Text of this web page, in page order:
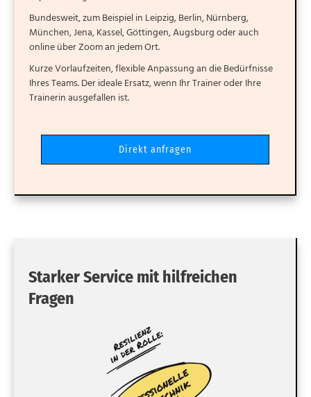
Bundesweit, zum Beispiel in Leipzig, Berlin, Nürnberg,
München, Jena, Kassel, Göttingen, Augsburg oder auch
online über Zoom an jedem Ort.
Kurze Vorlaufzeiten, flexible Anpassung an die Bedürfnisse
Ihres Teams. Der ideale Ersatz, wenn Ihr Trainer oder Ihre
Trainerin ausgefallen ist.
Direkt anfragen
Starker Service mit hilfreichen
Fragen